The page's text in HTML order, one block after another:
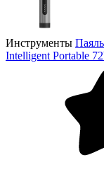
Инструменты
Intelligent Portable